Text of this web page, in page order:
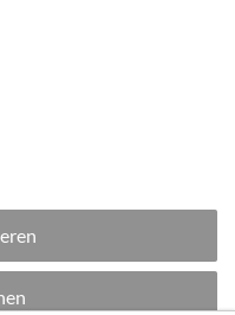
Rechte vorbehalten.